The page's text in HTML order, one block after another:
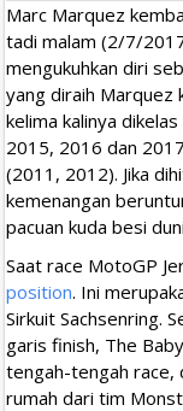
Marc Marquez
tadi malam (2/7/
mengukuhkan diri
yang diraih Marquez
kelima kalinya
2015, 2016 dan
(2011, 2012). Jika
kemenangan
pacuan kuda besi
Saat race MotoGP
position. Ini
Sirkuit Sachsenring.
garis finish, The
tengah-tengah race,
rumah dari tim